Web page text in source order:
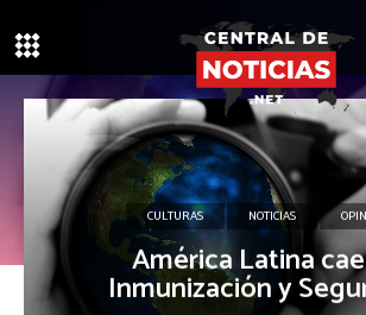
CULTURAS NOTICIAS
América Latina
Inmunización y